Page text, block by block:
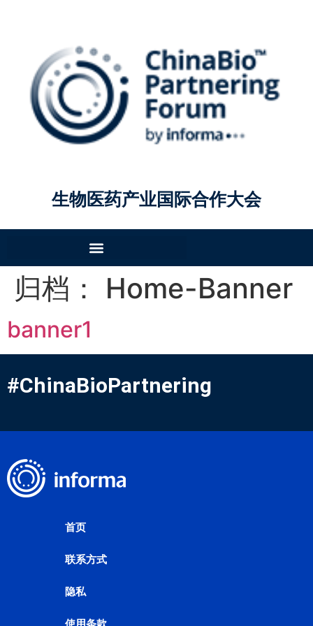
生物医药产业国际合作大会
归档： Home-Banner
banner1
#ChinaBioPartnering
首页
联系方式
隐私